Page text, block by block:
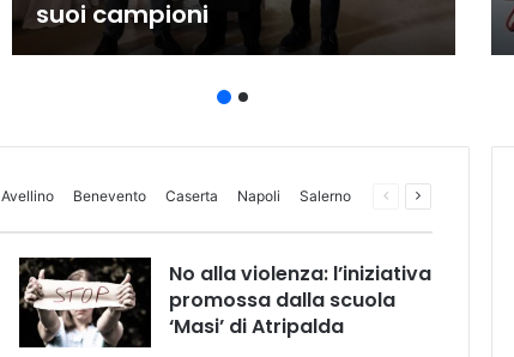
suoi campioni
Avellino Benevento Caserta Napoli Salerno
Pagina
No alla violenza: l’iniziativa
promossa dalla scuola
‘Masi’ di Atripalda